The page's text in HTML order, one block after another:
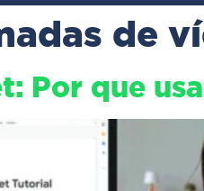
de
Por que